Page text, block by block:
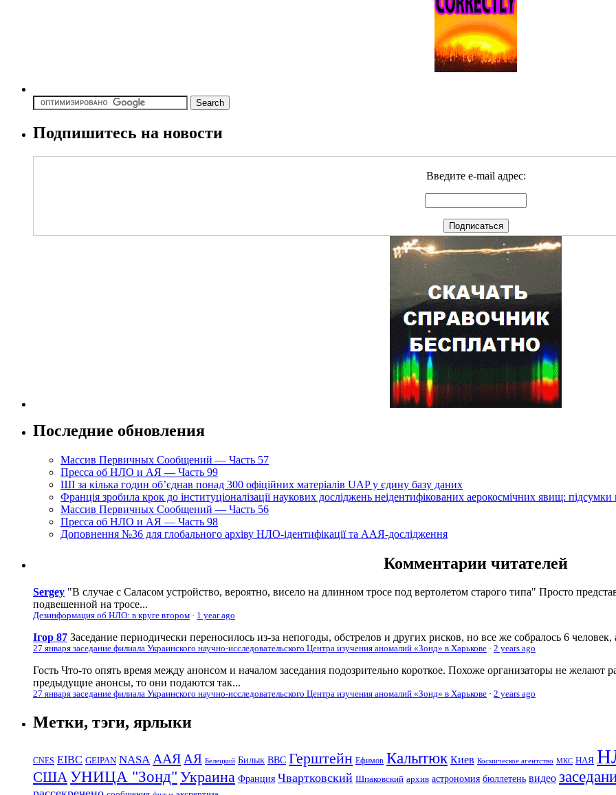
Подпишитесь на новости
Введите e-mail адрес:
Последние обновления
Массив Первичных Сообщений — Часть 57
Пресса об НЛО и АЯ — Часть 99
ШІ за кілька годин об’єднав понад 300 офіційних матеріалів UAP у єдину базу даних
Франція зробила крок до інституціоналізації наукових досліджень неідентифікованих аерокосмічних явищ:
Массив Первичных Сообщений — Часть 56
Пресса об НЛО и АЯ — Часть 98
Доповнення №36 для глобального архіву НЛО-ідентифікації та ААЯ-дослідження
Комментарии читателей
Sergey "В случае с Саласом устройство, вероятно, висело на длинном тросе под вертолетом старого типа" Просто
подвешенной на тросе...
Дезинформация об НЛО: в круге втором · 1 year ago
Ігор 87 Заседание периодически переносилось из-за непогоды, обстрелов и других рисков, но все же собралось 6
27 января заседание филиала Украинского научно-исследовательского Центра изучения аномалий «Зонд» в Харькове · 2 years ago
Гость Что-то опять время между анонсом и началом заседания подозрительно короткое. Похоже организаторы не желают
предыдущие анонсы, то они подаются так...
27 января заседание филиала Украинского научно-исследовательского Центра изучения аномалий «Зонд» в Харькове · 2 years ago
Метки, тэги, ярлыки
CNES EIBC GEIPAN NASA ААЯАЯ Белецкий Билык ВВС Герштейн Ефимов Калытюк Киев Космическое агентство МКС НАЯ
США УНИЦА "Зонд" Украина Франция Чвартковский Шпаковский архив астрономия бюллетень видео